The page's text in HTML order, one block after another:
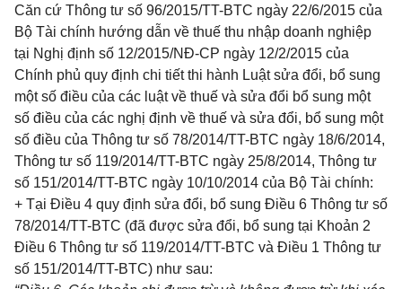
Căn cứ Thông tư số 96/2015/TT-BTC ngày 22/6/2015 của
Bộ Tài chính hướng dẫn về thuế thu nhập doanh nghiệp
tại Nghị định số 12/2015/NĐ-CP ngày 12/2/2015 của
Chính phủ quy định chi tiết thi hành Luật sửa đổi, bổ sung
một số điều của các luật về thuế và sửa đổi bổ sung một
số điều của các nghị định về thuế và sửa đổi, bổ sung một
số điều của Thông tư số 78/2014/TT-BTC ngày 18/6/2014,
Thông tư số 119/2014/TT-BTC ngày 25/8/2014, Thông tư
số 151/2014/TT-BTC ngày 10/10/2014 của Bộ Tài chính:
+ Tại Điều 4 quy định sửa đổi, bổ sung Điều 6 Thông tư số
78/2014/TT-BTC (đã được sửa đổi, bổ sung tại Khoản 2
Điều 6 Thông tư số 119/2014/TT-BTC và Điều 1 Thông tư
số 151/2014/TT-BTC) như sau: